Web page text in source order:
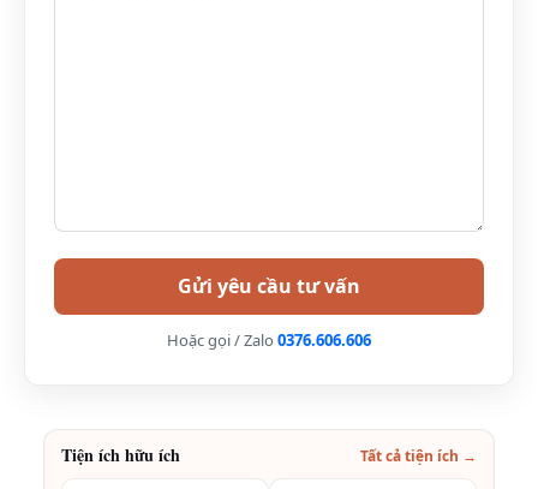
phòng ngủ có giường cỡ
khách rộng rãi.
Có bồn tắm lớn.
dưới 6 tuổi đi kèm).
VNĐ
Hoặc gọi / Zalo 0376.606.606
Tiện ích hữu ích Tất cả tiện ích →